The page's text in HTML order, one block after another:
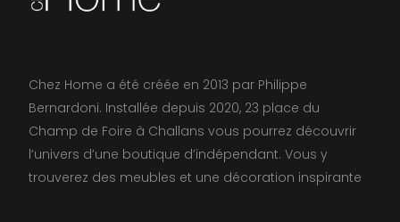
Chez Home a été créée en 2013 par Philippe
Bernardoni. Installée depuis 2020, 23 place du
Champ de Foire à Challans vous pourrez découvrir
l’univers d’une boutique d’indépendant. Vous y
trouverez des meubles et une décoration inspirante